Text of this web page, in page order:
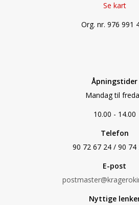
Se kart
Org. nr. 976 991
Åpningstider
Mandag til
10.00 - 14.00
Telefon
90 72 67 24 / 90 74
E-post
Nyttige